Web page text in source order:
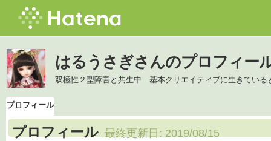
はるうさぎさんのプロフィー
双極性２型障害と共生中 基本クリエイティブに生きている
プロフィール
プロフィール 最終更新日: 2019/08/15